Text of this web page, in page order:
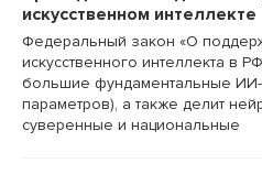
искусственном интеллекте
Федеральный закон «О
искусственного интеллекта в
большие фундаментальные
параметров), а также делит
суверенные и национальные